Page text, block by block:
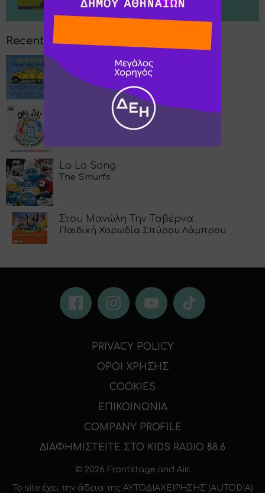
Recently Played
Φόραγε Κίτρινο Σκουφί
Νεφέλη Φασούλη
Shakira, Burna Boy
La La Song
The Smurfs
Στου Μανώλη Την Ταβέρνα
Παιδική Χορωδία Σπύρου Λάμπρου
PRIVACY POLICY
ΟΡΟΙ ΧΡΗΣΗΣ
COOKIES
ΕΠΙΚΟΙΝΩΝΙΑ
COMPANY PROFILE
ΔΙΑΦΗΜΙΣΤΕΙΤΕ ΣΤΟ KIDS RADIO 88.6
© 2026 Frontstage and Aiir.
To site έχει την άδεια της ΑΥΤΟΔΙΑΧΕΙΡΗΣΗΣ (AUTODIA)